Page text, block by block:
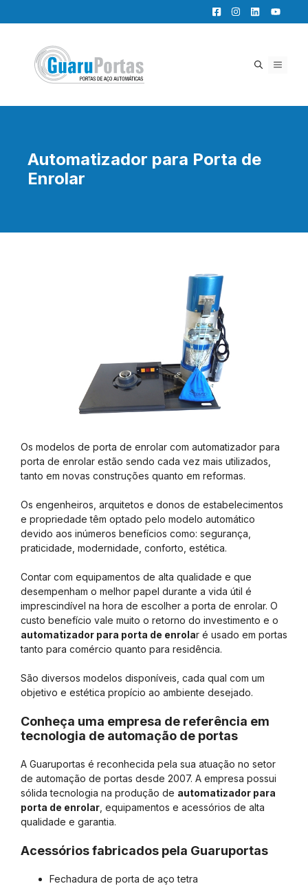
para
conteúdo
MENU
Automatizador para Porta de
Enrolar
Os modelos de porta de enrolar com automatizador para
porta de enrolar estão sendo cada vez mais utilizados,
tanto em novas construções quanto em reformas.
Os engenheiros, arquitetos e donos de estabelecimentos
e propriedade têm optado pelo modelo automático
devido aos inúmeros benefícios como: segurança,
praticidade, modernidade, conforto, estética.
Contar com equipamentos de alta qualidade e que
desempenham o melhor papel durante a vida útil é
imprescindível na hora de escolher a porta de enrolar. O
custo benefício vale muito o retorno do investimento e o
automatizador para porta de enrolar é usado em portas
tanto para comércio quanto para residência.
São diversos modelos disponíveis, cada qual com um
objetivo e estética propício ao ambiente desejado.
Conheça uma empresa de referência em
tecnologia de automação de portas
A Guaruportas é reconhecida pela sua atuação no setor
de automação de portas desde 2007. A empresa possui
sólida tecnologia na produção de automatizador para
porta de enrolar , equipamentos e acessórios de alta
qualidade e garantia.
Acessórios fabricados pela Guaruportas
Fechadura de porta de aço tetra